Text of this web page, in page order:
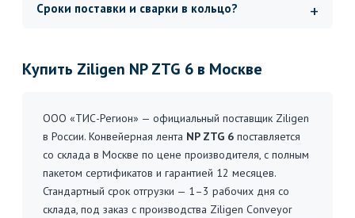
Сроки поставки и сварки в кольцо?
Купить Ziligen NP ZTG 6 в Москве
ООО «ТИС-Регион» — официальный поставщик Ziligen
в России. Конвейерная лента NP ZTG 6 поставляется
со склада в Москве по цене производителя, с полным
пакетом сертификатов и гарантией 12 месяцев.
Стандартный срок отгрузки — 1–3 рабочих дня со
склада, под заказ с производства Ziligen Conveyor